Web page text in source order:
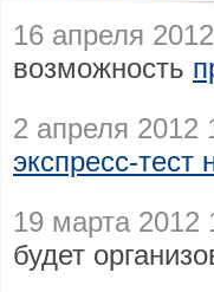
16 апреля
возможность
2 апреля 2012
экспресс-тест
19 марта 2012
будет